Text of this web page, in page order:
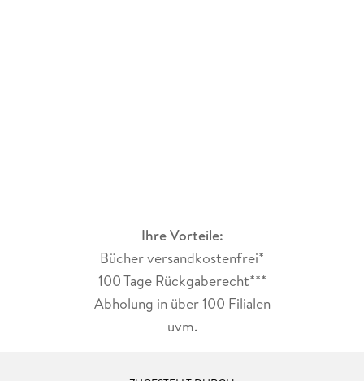
Ihre Vorteile:
Bücher versandkostenfrei*
100 Tage Rückgaberecht***
Abholung in über 100 Filialen
uvm.